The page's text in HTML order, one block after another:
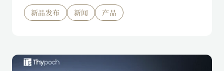
新品发布 新闻 产品